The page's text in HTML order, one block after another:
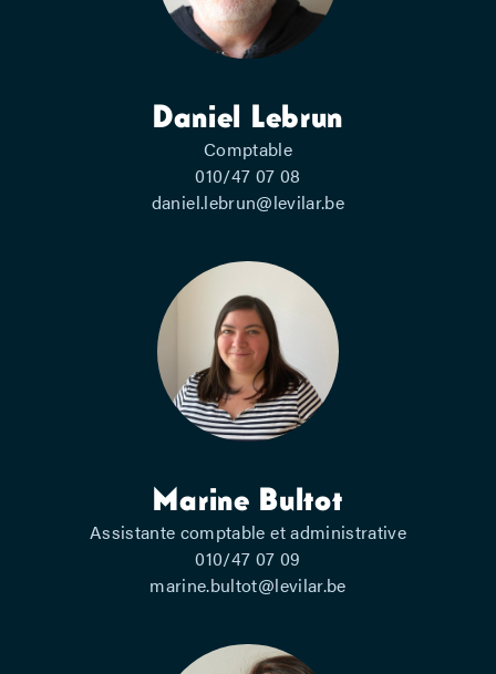
Daniel Lebrun
Comptable
010/47 07 08
daniel.lebrun@levilar.be
Marine Bultot
Assistante comptable et administrative
010/47 07 09
marine.bultot@levilar.be